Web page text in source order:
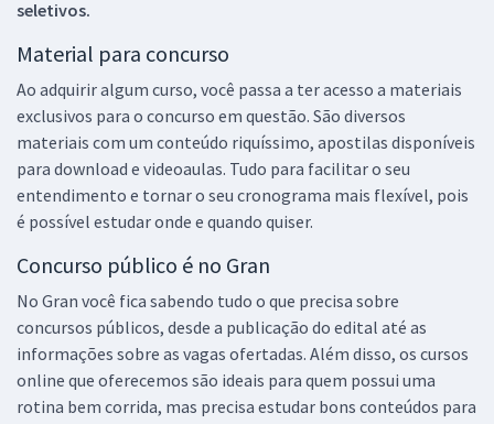
seletivos.
Material para concurso
Ao adquirir algum curso, você passa a ter acesso a materiais
exclusivos para o concurso em questão. São diversos
materiais com um conteúdo riquíssimo, apostilas disponíveis
para download e videoaulas. Tudo para facilitar o seu
entendimento e tornar o seu cronograma mais flexível, pois
é possível estudar onde e quando quiser.
Concurso público é no Gran
No Gran você fica sabendo tudo o que precisa sobre
concursos públicos, desde a publicação do edital até as
informações sobre as vagas ofertadas. Além disso, os cursos
online que oferecemos são ideais para quem possui uma
rotina bem corrida, mas precisa estudar bons conteúdos para